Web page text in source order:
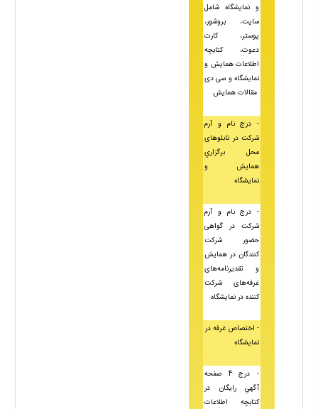
و نمایشگاه شامل
سایت، بروشور،
پوستر، کارت
دعوت، کتابچه
اطلاعات همایش و
نمایشگاه و سی دی
مقالات همایش
- درج نام و آرم
شرکت در تابلوهای
محل برگزاري
همایش و
نمايشگاه
- درج نام و آرم
شرکت در گواهی
حضور شرکت
کنندگان در همایش
و تقدیرنامه‌های
غرفه‌های شرکت
کننده در نمایشگاه
- اختصاص غرفه‌ در
نمایشگاه
- درج 4 صفحه
آگهي رايگان در
کتابچه اطلاعات